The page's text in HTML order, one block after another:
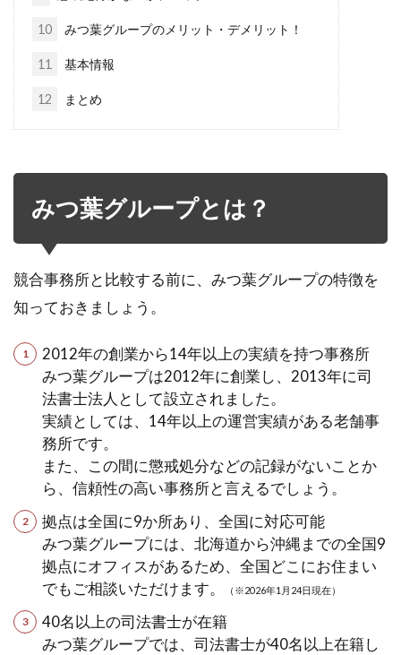
10 みつ葉グループのメリット・デメリット！
11 基本情報
12 まとめ
みつ葉グループとは？
競合事務所と比較する前に、みつ葉グループの特徴を
知っておきましょう。
2012年の創業から14年以上の実績を持つ事務所
みつ葉グループは2012年に創業し、2013年に司
法書士法人として設立されました。
実績としては、14年以上の運営実績がある老舗事
務所です。
また、この間に懲戒処分などの記録がないことか
ら、信頼性の高い事務所と言えるでしょう。
拠点は全国に9か所あり、全国に対応可能
みつ葉グループには、北海道から沖縄までの全国9
拠点にオフィスがあるため、全国どこにお住まい
でもご相談いただけます。
（※2026年1月24日現在）
40名以上の司法書士が在籍
みつ葉グループでは、司法書士が40名以上在籍し